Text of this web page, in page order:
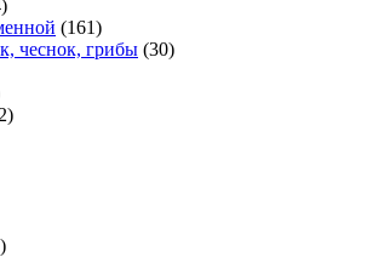
(161)
чеснок, грибы (30)